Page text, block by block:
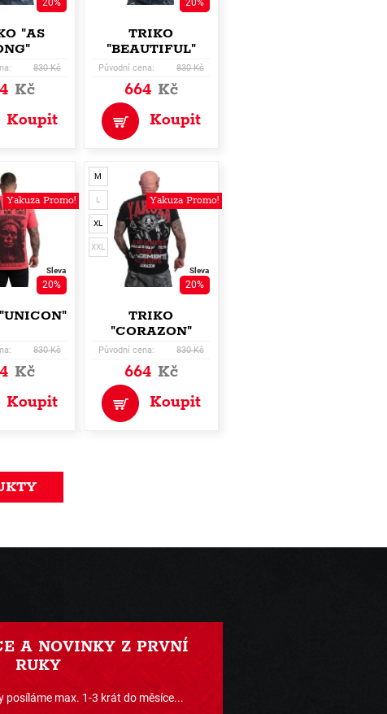
20%
"AS
830 Kč
Kč
Koupit
20%
TRIKO
"BEAUTIFUL"
Původní cena: 830 Kč
664 Kč
Koupit
Yakuza Promo!
Sleva
20%
830 Kč
Kč
Koupit
Yakuza Promo!
M
L
XL
XXL
Sleva
20%
TRIKO
"CORAZON"
Původní cena: 830 Kč
664 Kč
Koupit
A NOVINKY Z PRVNÍ
RUKY
posíláme max. 1-3 krát do měsíce...